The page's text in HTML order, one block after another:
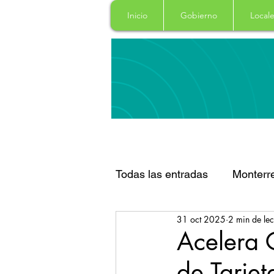
Inicio Gobierno
Todas las entradas
Santa Catarina San
Acelera
31 oct 2025 2 min de